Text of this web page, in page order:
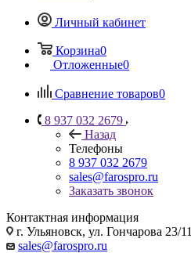
Личный кабинет
Корзина0
Отложенные0
Сравнение товаров0
8 937 032 2679
Назад
Телефоны
8 937 032 2679
sales@farospro.ru
Заказать звонок
Контактная информация
г. Ульяновск, ул. Гончарова 23/11
sales@farospro.ru